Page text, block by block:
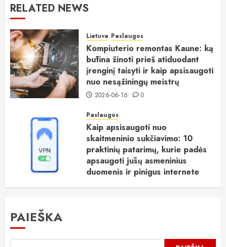
RELATED NEWS
Lietuva Paslaugos
Kompiuterio remontas Kaune: ką
būtina žinoti prieš atiduodant
įrenginį taisyti ir kaip apsisaugoti
nuo nesąžiningų meistrų
2026-06-16 0
Paslaugos
Kaip apsisaugoti nuo
skaitmeninio sukčiavimo: 10
praktinių patarimų, kurie padės
apsaugoti jūsų asmeninius
duomenis ir pinigus internete
2026-06-15 0
PAIEŠKA